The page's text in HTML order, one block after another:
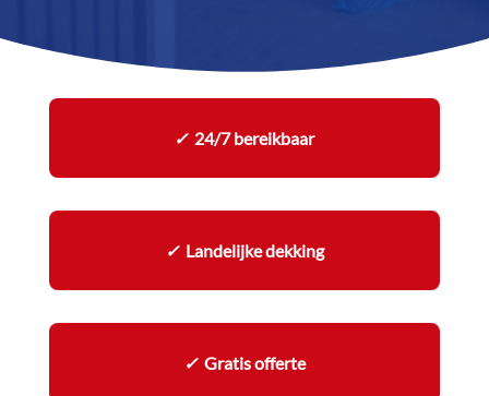
✓24/7 bereikbaar
✓ Landelijke dekking
✓Gratis offerte